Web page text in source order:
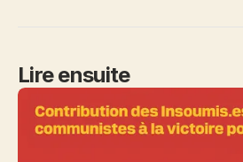
Lire ensuite